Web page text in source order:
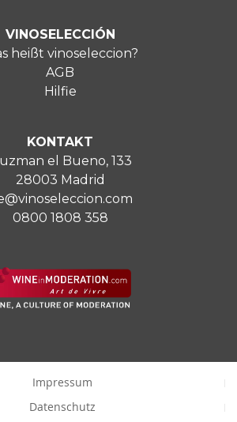
VINOSELECCIÓN
heißt vinoseleccion?
AGB
Hilfie
KONTAKT
el Bueno, 133
28003 Madrid
0800 1808 358
Impressum
Datenschutz